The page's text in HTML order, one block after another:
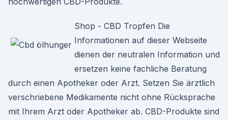
Shop - CBD Tropfen Die
Informationen auf dieser Webseite
dienen der neutralen Information und
ersetzen keine fachliche Beratung
durch einen Apotheker oder Arzt. Setzen Sie ärztlich
verschriebene Medikamente nicht ohne Rücksprache
mit Ihrem Arzt oder Apotheker ab. CBD-Produkte sind